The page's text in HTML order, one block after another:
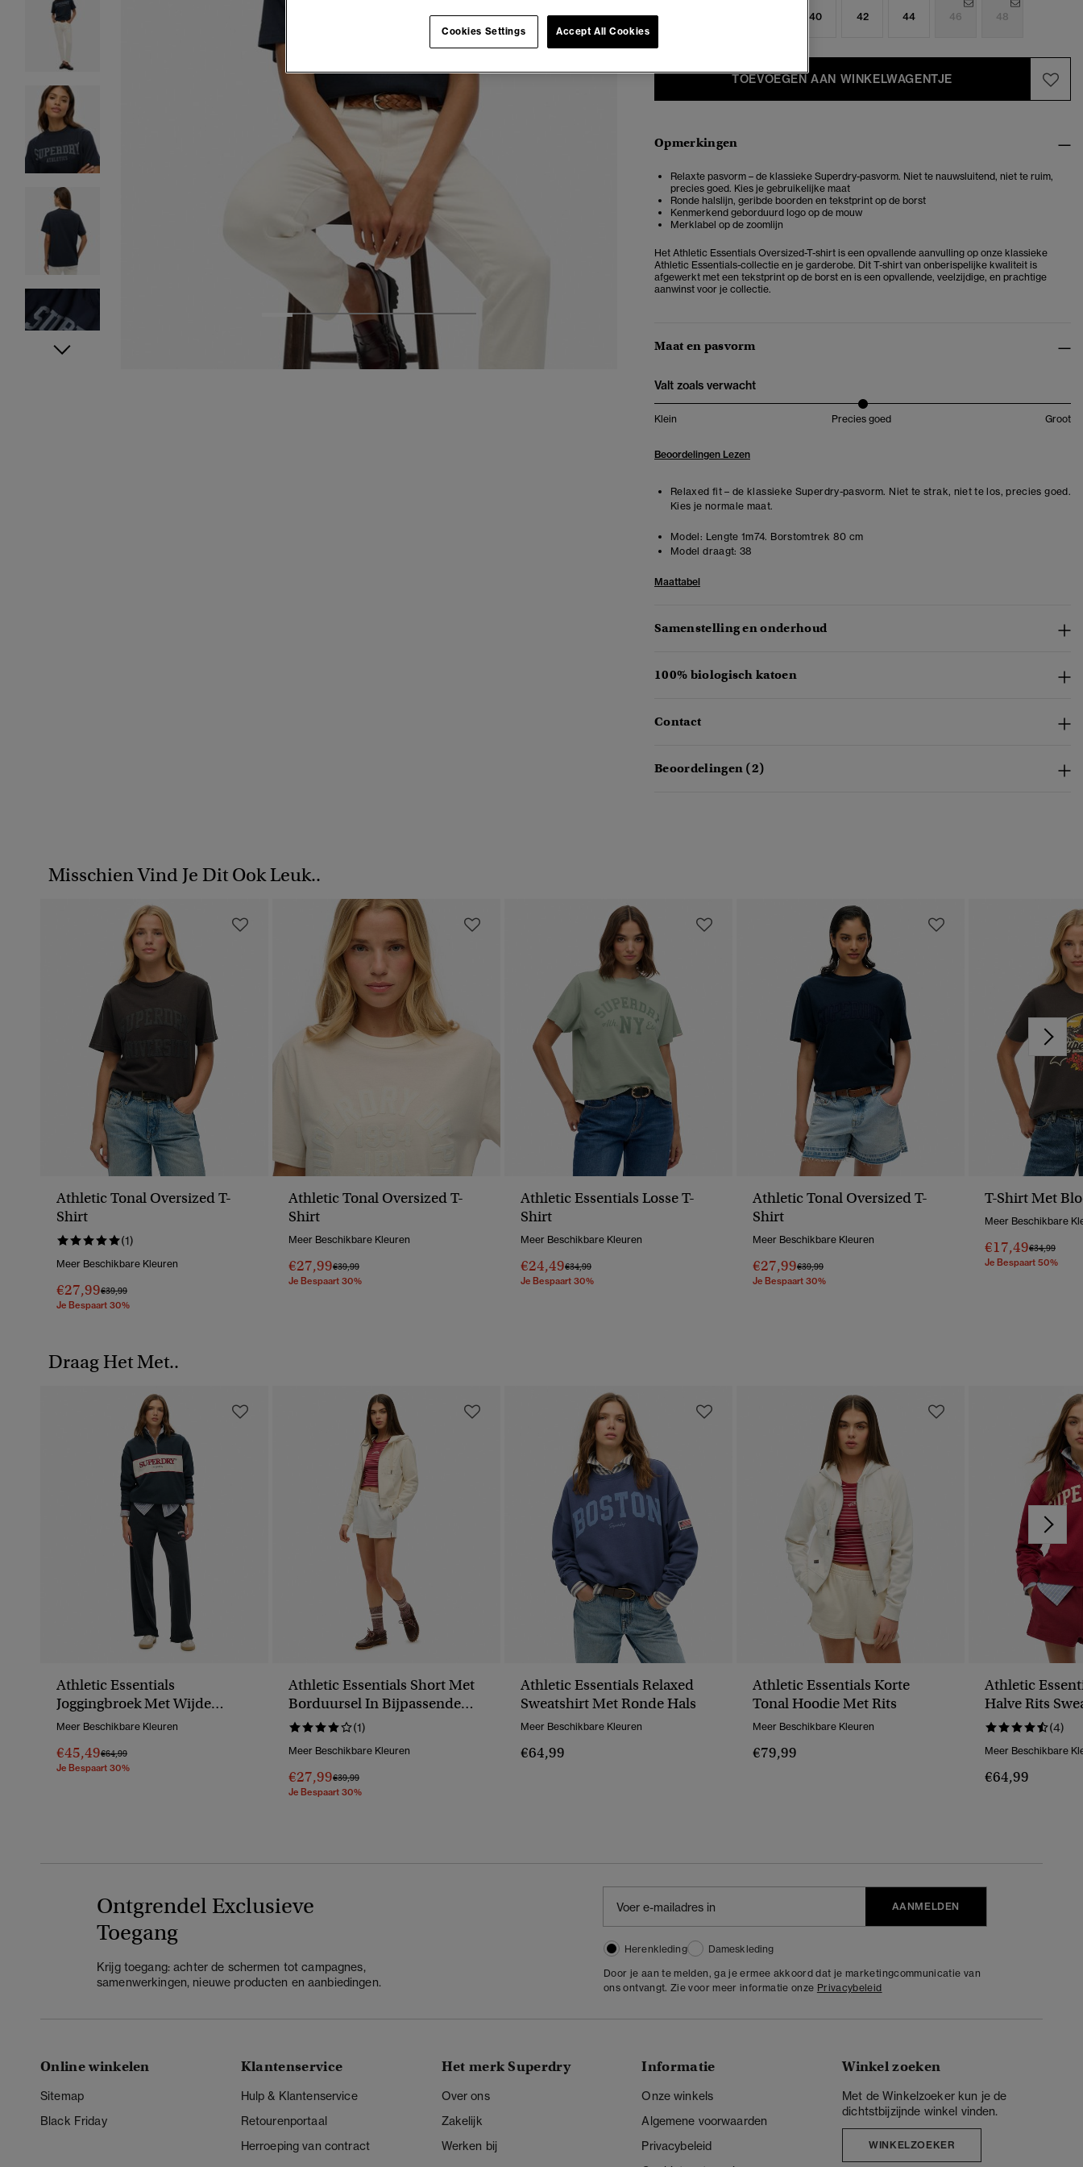
2 4 6
40 42 44 46 48
TOEVOEGEN AAN WINKELWAGENTJE
Opmerkingen
Relaxte pasvorm – de klassieke Superdry-pasvorm. Niet te nauwsluitend, niet te ruim,
precies goed. Kies je gebruikelijke maat
Ronde halslijn, geribde boorden en tekstprint op de borst
Kenmerkend geborduurd logo op de mouw
Merklabel op de zoomlijn
Het Athletic Essentials Oversized-T-shirt is een opvallende aanvulling op onze klassieke
Athletic Essentials-collectie en je garderobe. Dit T-shirt van onberispelijke kwaliteit is
afgewerkt met een tekstprint op de borst en is een opvallende, veelzijdige, en prachtige
aanwinst voor je collectie.
Maat en pasvorm
Valt zoals verwacht
Klein Precies goed Groot
Beoordelingen Lezen
Relaxed fit – de klassieke Superdry-pasvorm. Niet te strak, niet te los, precies goed.
Kies je normale maat.
Model: Lengte 1m74. Borstomtrek 80 cm
Model draagt: 38
Maattabel
Samenstelling en onderhoud
100% biologisch katoen
Contact
Beoordelingen (2)
Misschien Vind Je Dit Ook Leuk..
Athletic Tonal Oversized T-
Shirt
(1)
Meer Beschikbare Kleuren
€27,99Prijs Verlaagd Van
€39,99Naar
Je Bespaart 30%
Athletic Tonal Oversized T-
Shirt
Meer Beschikbare Kleuren
€27,99Prijs Verlaagd Van
€39,99Naar
Je Bespaart 30%
Athletic Essentials Losse T-
Shirt
Meer Beschikbare Kleuren
€24,49Prijs Verlaagd Van
€34,99Naar
Je Bespaart 30%
Athletic Tonal Oversized T-
Shirt
Meer Beschikbare Kleuren
€27,99Prijs Verlaagd Van
€39,99Naar
Je Bespaart 30%
T-Shirt Met
Meer Beschikbare
€17,49Prijs
€34,99Naar
Je Bespaart 50%
Draag Het Met..
Athletic Essentials
Joggingbroek Met Wijde
Pijpen
Meer Beschikbare Kleuren
€45,49Prijs Verlaagd Van
€64,99Naar
Je Bespaart 30%
Athletic Essentials Short Met
Borduursel In Bijpassende
Kleur
(1)
Meer Beschikbare Kleuren
€27,99Prijs Verlaagd Van
€39,99Naar
Je Bespaart 30%
Athletic Essentials Relaxed
Sweatshirt Met Ronde Hals
Meer Beschikbare Kleuren
€64,99
Athletic Essentials Korte
Tonal Hoodie Met Rits
Meer Beschikbare Kleuren
€79,99
Athletic
Halve Rits
(4)
Meer Beschikbare
€64,99
Ontgrendel Exclusieve
Toegang
Krijg toegang: achter de schermen tot campagnes,
samenwerkingen, nieuwe producten en aanbiedingen.
AANMELDEN
Herenkleding
Dameskleding
Door je aan te melden, ga je ermee akkoord dat je marketingcommunicatie van
ons ontvangt. Zie voor meer informatie onze Privacybeleid
Online winkelen
Sitemap
Black Friday
Klantenservice
Hulp & Klantenservice
Retourenportaal
Herroeping van contract
Het merk Superdry
Over ons
Zakelijk
Werken bij
Informatie
Onze winkels
Algemene voorwaarden
Privacybeleid
Winkel zoeken
Met de Winkelzoeker kun je de
dichtstbijzijnde winkel vinden.
WINKELZOEKER
Cookies Settings Accept All Cookies